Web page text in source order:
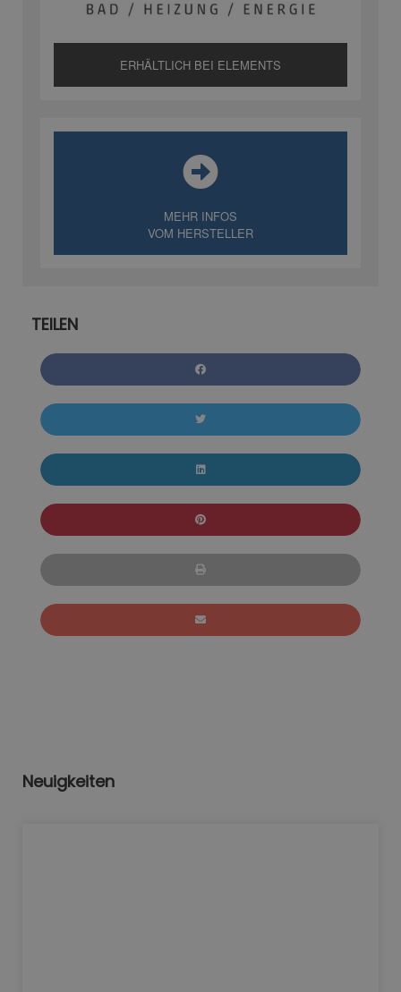
ERHÄLTLICH BEI ELEMENTS
MEHR INFOS
VOM HERSTELLER
TEILEN
Neuigkeiten